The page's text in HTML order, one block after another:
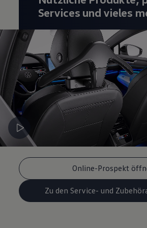
Magazin
Lifestyle
Transport
Familie
Elektromobilität
Volkswagen R
Pannen- und Unfallhilfe
Volkswagen Kundenbetreuung
Online-Prospekt
Zu den Service- und
Services und vieles